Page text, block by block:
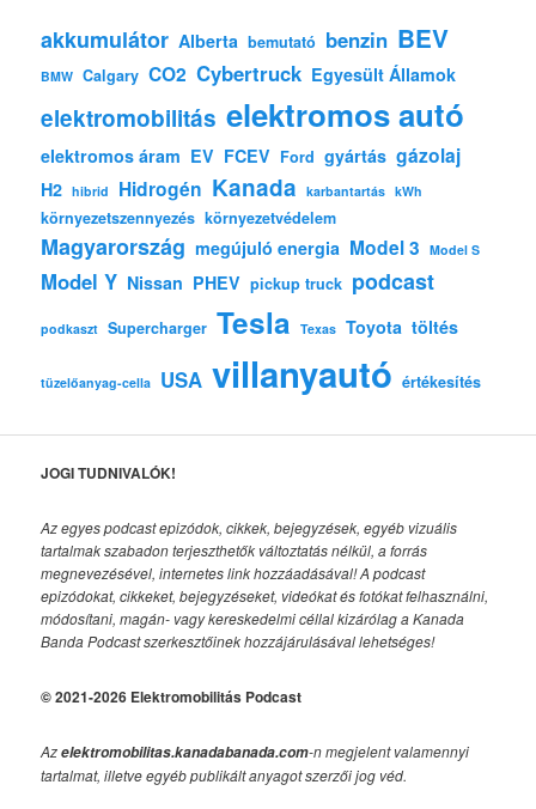
akkumulátor Alberta bemutató benzin BEV
BMW Calgary CO2 Cybertruck Egyesült Államok
elektromobilitás elektromos autó
elektromos áram EV FCEV Ford gyártás gázolaj
H2 hibrid Hidrogén Kanada karbantartás kWh
környezetszennyezés környezetvédelem
Magyarország megújuló energia Model 3 Model S
Model Y Nissan PHEV pickup truck podcast
podkaszt Supercharger Tesla Texas Toyota töltés
tüzelőanyag-cella USA villanyautó értékesítés
JOGI TUDNIVALÓK!
Az egyes podcast epizódok, cikkek, bejegyzések, egyéb vizuális
tartalmak szabadon terjeszthetők változtatás nélkül, a forrás
megnevezésével, internetes link hozzáadásával!A podcast
epizódokat, cikkeket, bejegyzéseket, videókat és fotókat felhasználni,
módosítani, magán- vagy kereskedelmi céllal kizárólag a Kanada
Banda Podcast szerkesztőinek hozzájárulásával lehetséges!
© 2021-2026 Elektromobilitás Podcast
Azelektromobilitas.kanadabanada.com-n megjelent valamennyi
tartalmat, illetve egyéb publikált anyagot szerzői jog véd.